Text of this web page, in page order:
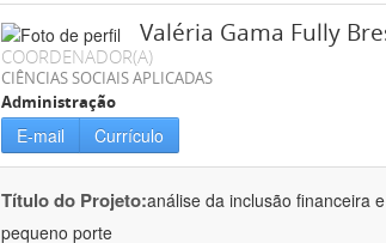
Valéria Gama Fully
COORDENADOR(A)
CIÊNCIAS SOCIAIS APLICADAS
Administração
E-mail Currículo
Título do Projeto:análise da inclusão financeira
pequeno porte